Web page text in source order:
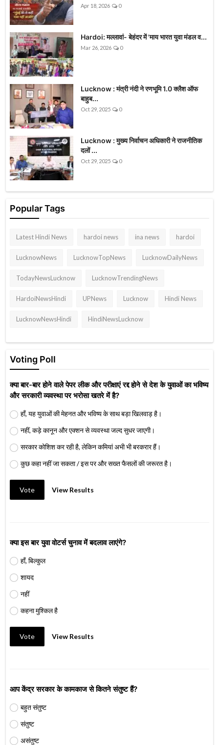
Apr 18, 2026 0
Hardoi: मल्लावां- बेहंदर में 'माय भारत युवा मंडल व...
Mar 26, 2026 0
Lucknow : मंत्री नंदी ने रणभूमि 1.0 क्लैश ऑफ
बाहुब...
Oct 29, 2025 0
Lucknow : मुख्य निर्वाचन अधिकारी ने राजनीतिक
दलों ...
Oct 29, 2025 0
Popular Tags
Latest Hindi News hardoi news ina news hardoi
LucknowNews LucknowTopNews LucknowDailyNews
TodayNewsLucknow LucknowTrendingNews
HardoiNewsHindi UPNews Lucknow Hindi News
LucknowNewsHindi HindiNewsLucknow
Voting Poll
क्या बार-बार होने वाले पेपर लीक और परीक्षाएं रद्द होने से देश के युवाओं का भविष्य
और सरकारी व्यवस्था पर भरोसा खतरे में है?
हाँ, यह युवाओं की मेहनत और भविष्य के साथ बड़ा खिलवाड़ है।
नहीं, कड़े कानून और एक्शन से व्यवस्था जल्द सुधर जाएगी।
सरकार कोशिश कर रही है, लेकिन कमियां अभी भी बरकरार हैं।
कुछ कहा नहीं जा सकता / इस पर और सख्त फैसलों की जरूरत है।
Vote View Results
क्या इस बार युवा वोटर्स चुनाव में बदलाव लाएंगे?
हाँ, बिल्कुल
शायद
नहीं
कहना मुश्किल है
Vote View Results
आप केंद्र सरकार के कामकाज से कितने संतुष्ट हैं?
बहुत संतुष्ट
संतुष्ट
असंतुष्ट